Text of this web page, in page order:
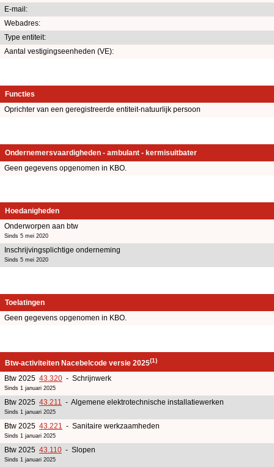
E-mail:
Webadres:
Type entiteit:
Aantal vestigingseenheden (VE):
Functies
Oprichter van een geregistreerde entiteit-natuurlijk persoon
Ondernemersvaardigheden - ambulant - kermisuitbater
Geen gegevens opgenomen in KBO.
Hoedanigheden
Onderworpen aan btw
Sinds 5 mei 2020
Inschrijvingsplichtige onderneming
Sinds 5 mei 2020
Toelatingen
Geen gegevens opgenomen in KBO.
Btw-activiteiten Nacebelcode versie 2025(1)
Btw 2025 43.320 - Schrijnwerk
Sinds 1 januari 2025
Btw 2025 43.211 - Algemene elektrotechnische installatiewerken
Sinds 1 januari 2025
Btw 2025 43.221 - Sanitaire werkzaamheden
Sinds 1 januari 2025
Btw 2025 43.110 - Slopen
Sinds 1 januari 2025